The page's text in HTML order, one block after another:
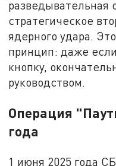
разведывательная
стратегическое
ядерного удара.
принцип: даже
кнопку,
руководством.
Операция
года
1 июня 2025 года